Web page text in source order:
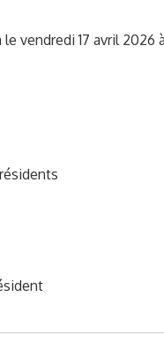
vendredi 17 avril 2026